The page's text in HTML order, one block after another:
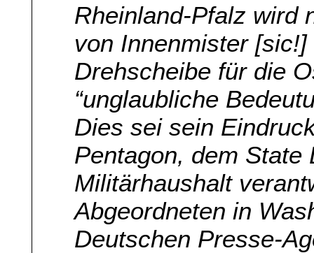
Rheinland-Pfalz wird
von Innenmister
Drehscheibe für die
“unglaubliche
Dies sei sein
Pentagon, dem State
Militärhaushalt
Abgeordneten in
Deutschen Presse-